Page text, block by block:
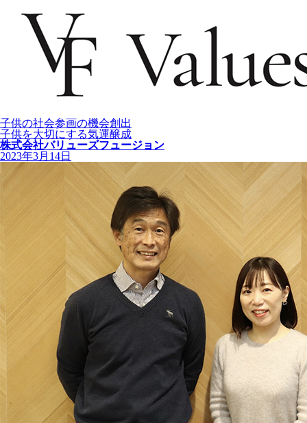
子供の社会参画の機会創出
子供を大切にする気運醸成
株式会社バリューズフュージョン
2023年3月14日